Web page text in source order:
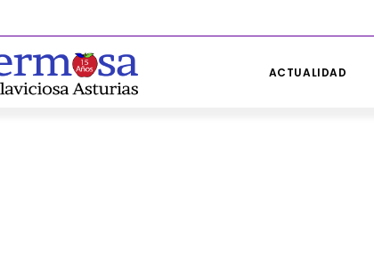
ACTUALIDAD